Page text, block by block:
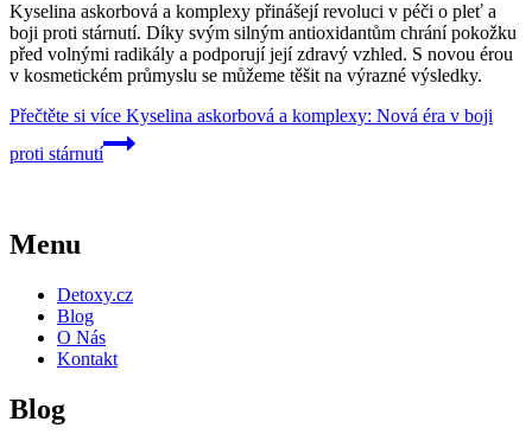
Kyselina askorbová a komplexy přinášejí revoluci v péči o pleť a
boji proti stárnutí. Díky svým silným antioxidantům chrání pokožku
před volnými radikály a podporují její zdravý vzhled. S novou érou
v kosmetickém průmyslu se můžeme těšit na výrazné výsledky.
Přečtěte si více Kyselina askorbová a komplexy: Nová éra v boji
proti stárnutí
Menu
Detoxy.cz
Blog
O Nás
Kontakt
Blog